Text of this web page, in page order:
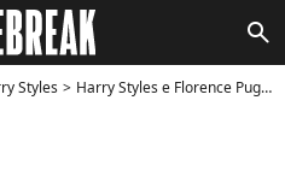
search
Styles Harry Styles e Florence Pugh serão Jack e Alice em "Don't Worry Darling" - Foto